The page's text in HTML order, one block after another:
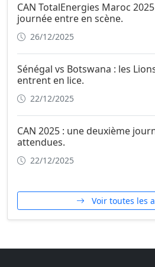
CAN TotalEnergies Maroc
journée entre en scène.
26/12/2025
Sénégal vs Botswana : les
entrent en lice.
22/12/2025
CAN 2025 : une deuxième
attendues.
22/12/2025
Voir toutes les